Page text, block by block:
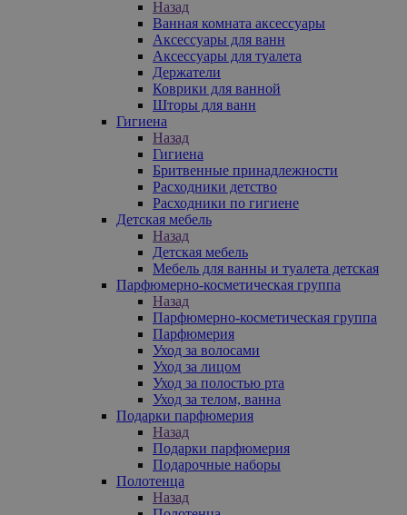
Назад
Ванная комната аксессуары
Аксессуары для ванн
Аксессуары для туалета
Держатели
Коврики для ванной
Шторы для ванн
Гигиена
Назад
Гигиена
Бритвенные принадлежности
Расходники детство
Расходники по гигиене
Детская мебель
Назад
Детская мебель
Мебель для ванны и туалета детская
Парфюмерно-косметическая группа
Назад
Парфюмерно-косметическая группа
Парфюмерия
Уход за волосами
Уход за лицом
Уход за полостью рта
Уход за телом, ванна
Подарки парфюмерия
Назад
Подарки парфюмерия
Подарочные наборы
Полотенца
Назад